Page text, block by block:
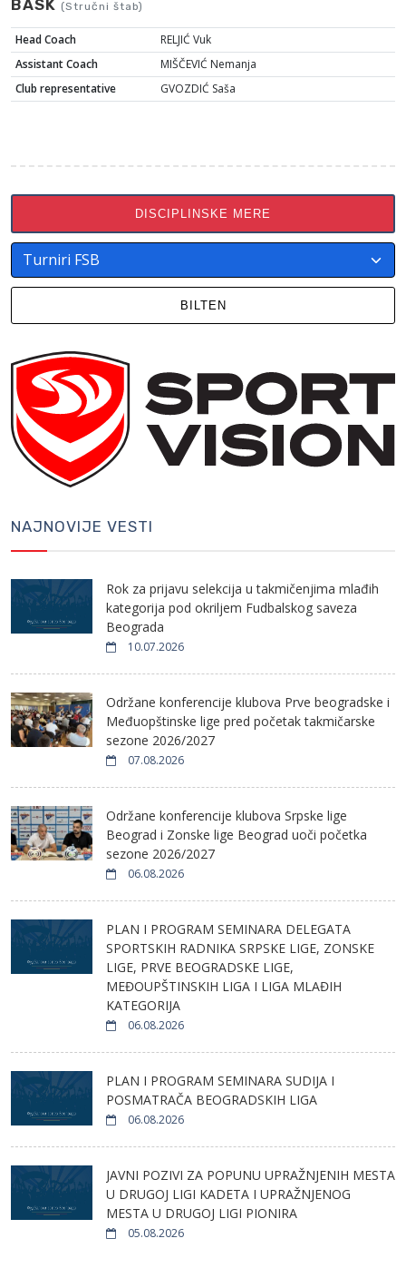
BASK (Stručni štab)
Head Coach
RELJIĆ Vuk
Assistant Coach
MIŠČEVIĆ Nemanja
Club representative
GVOZDIĆ Saša
DISCIPLINSKE MERE
BILTEN
NAJNOVIJE VESTI
Rok za prijavu selekcija u takmičenjima mlađih
kategorija pod okriljem Fudbalskog saveza
Beograda
10.07.2026
Održane konferencije klubova Prve beogradske i
Međuopštinske lige pred početak takmičarske
sezone 2026/2027
07.08.2026
Održane konferencije klubova Srpske lige
Beograd i Zonske lige Beograd uoči početka
sezone 2026/2027
06.08.2026
PLAN I PROGRAM SEMINARA DELEGATA
SPORTSKIH RADNIKA SRPSKE LIGE, ZONSKE
LIGE, PRVE BEOGRADSKE LIGE,
MEĐOUPŠTINSKIH LIGA I LIGA MLAĐIH
KATEGORIJA
06.08.2026
PLAN I PROGRAM SEMINARA SUDIJA I
POSMATRAČA BEOGRADSKIH LIGA
06.08.2026
JAVNI POZIVI ZA POPUNU UPRAŽNJENIH MESTA
U DRUGOJ LIGI KADETA I UPRAŽNJENOG
MESTA U DRUGOJ LIGI PIONIRA
05.08.2026